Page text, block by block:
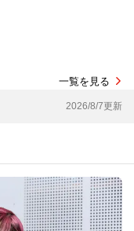
一覧を見る
2026/8/7更新